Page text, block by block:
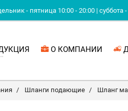
- пятница 10:00 - 20:00 | суббота
О КОМПАНИИ
Шланги подающие Шланг